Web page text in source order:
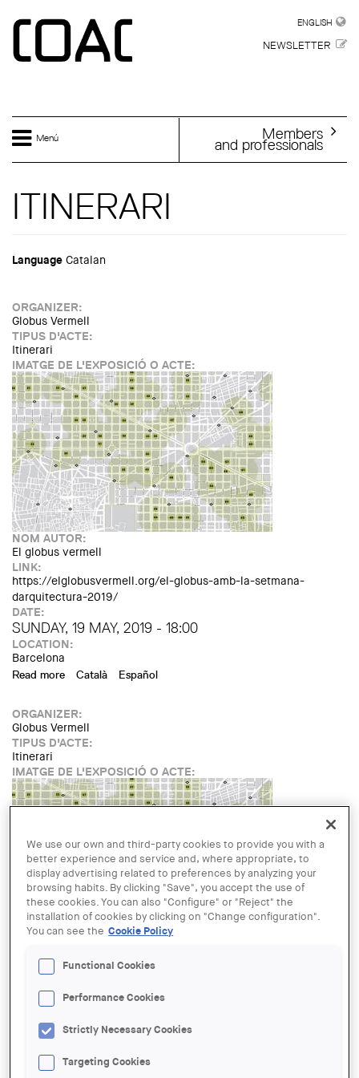
ENGLISH
NEWSLETTER
Menú Members
and professionals
ITINERARI
Language Catalan
ORGANIZER:
Globus Vermell
TIPUS D'ACTE:
Itinerari
IMATGE DE L'EXPOSICIÓ O ACTE:
NOM AUTOR:
El globus vermell
LINK:
https://elglobusvermell.org/el-globus-amb-la-setmana-
darquitectura-2019/
DATE:
SUNDAY, 19 MAY, 2019 - 18:00
LOCATION:
Barcelona
Read more about Walking tour "Interior gardens of the Eixample"
Català Español
ORGANIZER:
Globus Vermell
TIPUS D'ACTE:
Itinerari
IMATGE DE L'EXPOSICIÓ O ACTE:
El globus vermell
LINK:
https://elglobusvermell.org/el-globus-amb-la-setmana-
darquitectura-2019/
SUNDAY, 19 MAY, 2019 - 18:00
Barcelona
We use our own and third-party cookies to provide you with a
better experience and service and, where appropriate, to
display advertising related to preferences by analyzing your
browsing habits. By clicking "Save", you accept the use of
these cookies. You can also "Configure" or "Reject" the
installation of cookies by clicking on "Change configuration".
You can see the Cookie Policy
Functional Cookies
Performance Cookies
Strictly Necessary Cookies
Targeting Cookies